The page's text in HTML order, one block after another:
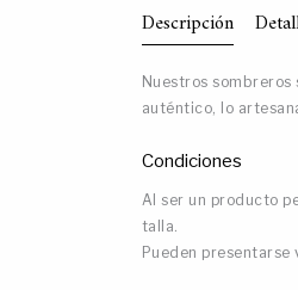
Descripción
Nuestros sombreros
auténtico, lo
Condiciones
Al ser un producto
talla.
Pueden presentarse